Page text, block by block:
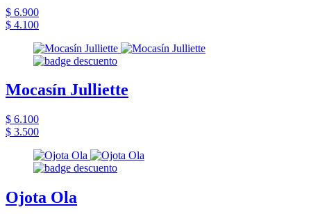
$ 6.900
$ 4.100
Mocasín Julliette
$ 6.100
$ 3.500
Ojota Ola